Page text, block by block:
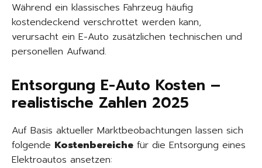
Während ein klassisches Fahrzeug häufig
kostendeckend verschrottet werden kann,
verursacht ein E-Auto zusätzlichen technischen und
personellen Aufwand.
Entsorgung E-Auto Kosten –
realistische Zahlen 2025
Auf Basis aktueller Marktbeobachtungen lassen sich
folgende Kostenbereiche für die Entsorgung eines
Elektroautos ansetzen: